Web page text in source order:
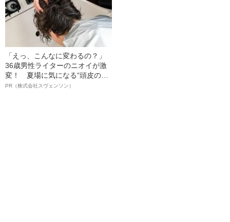
「えっ、こんなに変わるの？」
36歳男性ライターのニオイが激
変！ 夏場に気になる“頭皮のニ
オイ”や“ベタつき”を解消す
PR（株式会社スヴェンソン）